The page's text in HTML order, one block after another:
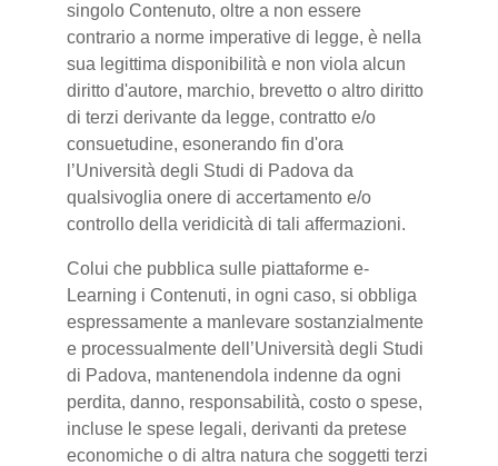
singolo Contenuto, oltre a non essere
contrario a norme imperative di legge, è nella
sua legittima disponibilità e non viola alcun
diritto d'autore, marchio, brevetto o altro diritto
di terzi derivante da legge, contratto e/o
consuetudine, esonerando fin d'ora
l’Università degli Studi di Padova da
qualsivoglia onere di accertamento e/o
controllo della veridicità di tali affermazioni.
Colui che pubblica sulle piattaforme e-
Learning i Contenuti, in ogni caso, si obbliga
espressamente a manlevare sostanzialmente
e processualmente dell’Università degli Studi
di Padova, mantenendola indenne da ogni
perdita, danno, responsabilità, costo o spese,
incluse le spese legali, derivanti da pretese
economiche o di altra natura che soggetti terzi